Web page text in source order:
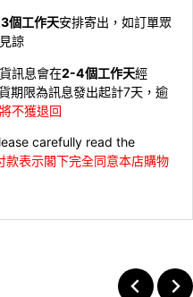
個工作天安排寄出，如訂單眾
諒
訊息會在2-4個工作天經
期限為訊息發出起計7天，逾
不獲退回
carefully read the
款表示閣下完全同意本店購物